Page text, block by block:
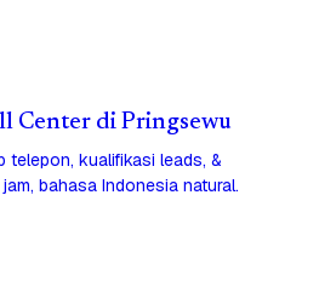
Center di Pringsewu
telepon, kualifikasi leads, &
bahasa Indonesia natural.